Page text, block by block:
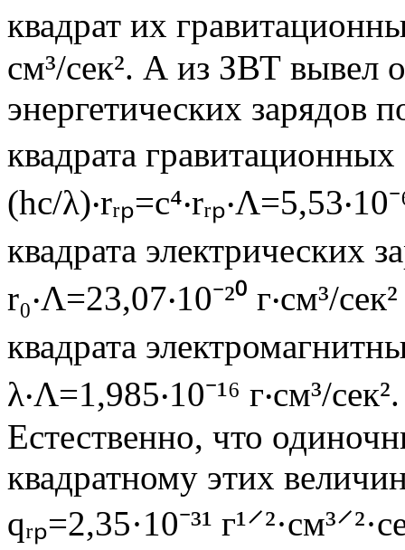
квадрат их
см³/сек². А из ЗВТ вывел
энергетических зарядов
квадрата гравитационных
(hc/
квадрата электрических
r₀‧Λ=23,07‧10⁻²⁰ г‧см³/сек²
квадрата
λ‧Λ=1,985‧10⁻¹⁶ г‧см³/сек².
Естественно, что
квадратному этих
qᵣₚ=2,35·10⁻³¹